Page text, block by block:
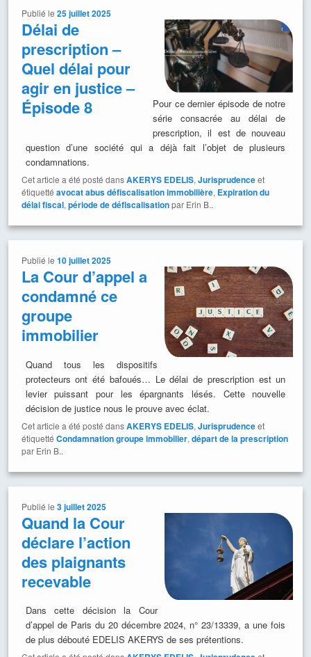
Publié le 25 juillet 2025
Délai de
prescription –
Quel délai pour
agir en justice –
Épisode 8
Pour ce dernier épisode de notre
série consacrée au délai de
prescription, il est de nouveau
question d’une société qui a déjà fait l’objet de plusieurs
condamnations.
Cet article a été posté dansAKERYS EDELIS, Jurisprudenceet
étiquetté avocat abus défiscalisation immobilière, Expiration du
délai fiscal, période de défiscalisationpar Erin B..
Publié le 10 juillet 2025
La Cour d’appel a
condamné ce
groupe
immobilier
Quand tous les dispositifs
protecteurs ont été bafoués… Le délai de prescription est un
levier puissant pour les épargnants lésés. Cette nouvelle
décision de justice nous le prouve avec éclat.
Cet article a été posté dansAKERYS EDELIS, Jurisprudenceet
étiquetté Condamnation groupe immobilier, départ de la prescription
par Erin B..
Publié le 3 juillet 2025
Quand la Cour
déclare l’action
des plaignants
recevable
Dans cette décision la Cour
d’appel de Paris du 20 décembre 2024, n° 23/13339, a une fois
de plus débouté EDELIS AKERYS de ses prétentions.